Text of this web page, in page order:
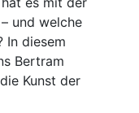
und welche
In diesem
Bertram
Kunst der